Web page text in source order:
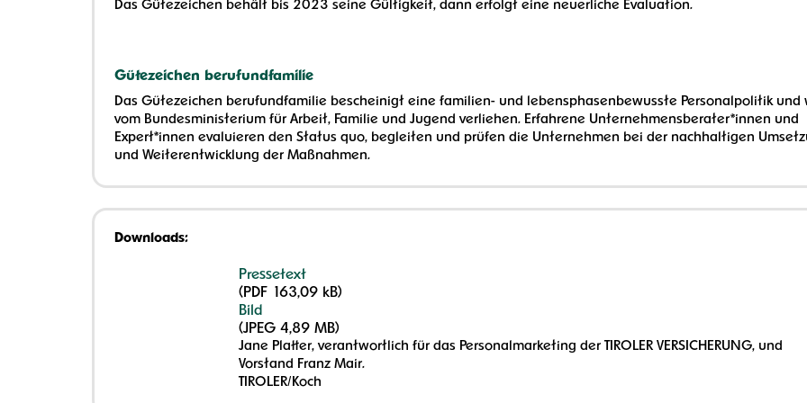
Das Gütezeichen behält bis 2023 seine Gültigkeit, dann erfolgt eine neuerliche Evaluation.
Gütezeichen berufundfamilie
Das Gütezeichen berufundfamilie bescheinigt eine familien- und lebensphasenbewusste Personalpolitik und
vom Bundesministerium für Arbeit, Familie und Jugend verliehen. Erfahrene Unternehmensberater*innen und
Expert*innen evaluieren den Status quo, begleiten und prüfen die Unternehmen bei der nachhaltigen
und Weiterentwicklung der Maßnahmen.
Downloads:
Pressetext
(PDF 163,09 kB)
Bild
(JPEG 4,89 MB)
Jane Platter, verantwortlich für das Personalmarketing der TIROLER VERSICHERUNG, und
Vorstand Franz Mair.
TIROLER/Koch